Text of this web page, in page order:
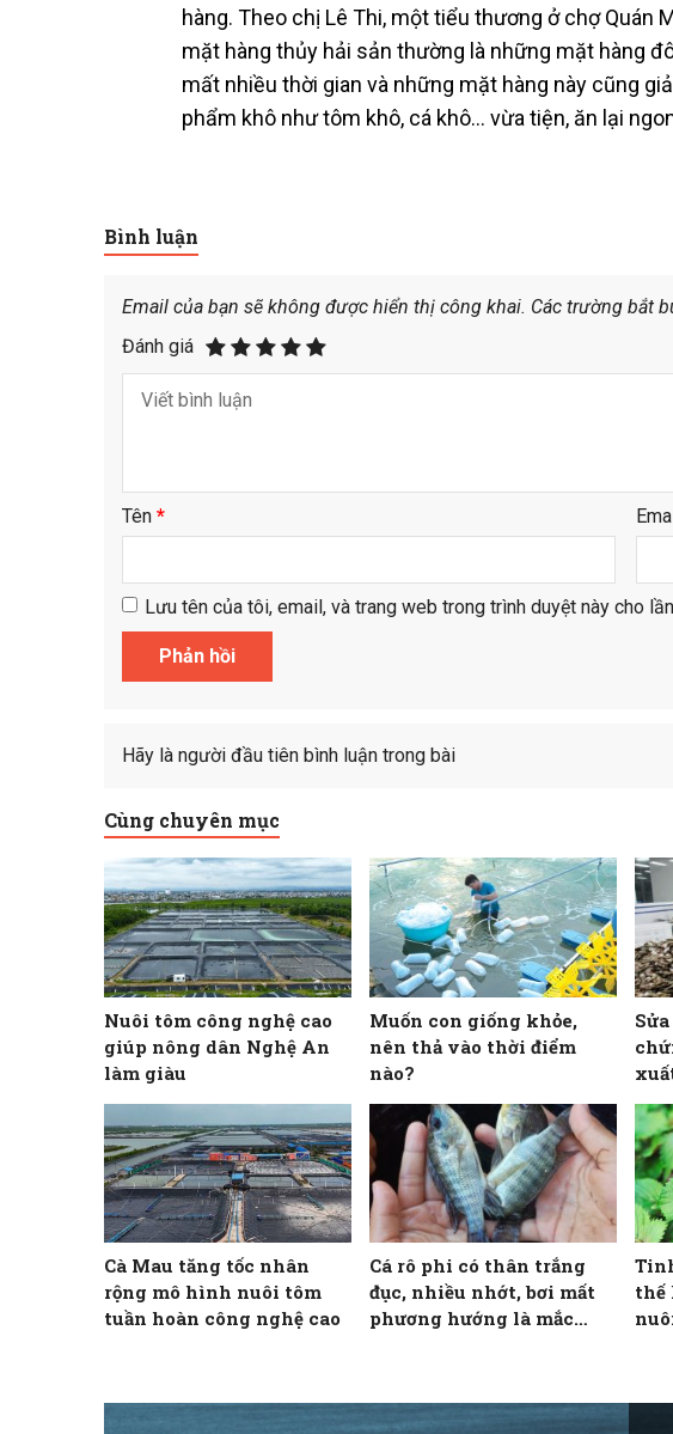
hàng. Theo chị Lê Thi, một tiểu thương ở chợ Quán
mặt hàng thủy hải sản thường là những mặt hàng
mất nhiều thời gian và những mặt hàng này cũng
phẩm khô như tôm khô, cá khô… vừa tiện, ăn lại
Bình luận
Email của bạn sẽ không được hiển thị công khai. Các trường bắt
Đánh giá
Tên *
Lưu tên của tôi, email, và trang web trong trình duyệt này cho
Hãy là người đầu tiên bình luận trong bài
Cùng chuyên mục
Nuôi tôm công nghệ cao
giúp nông dân Nghệ An
làm giàu
Muốn con giống khỏe,
nên thả vào thời điểm
nào?
Cà Mau tăng tốc nhân
rộng mô hình nuôi tôm
tuần hoàn công nghệ cao
Cá rô phi có thân trắng
đục, nhiều nhớt, bơi mất
phương hướng là mắc
thế